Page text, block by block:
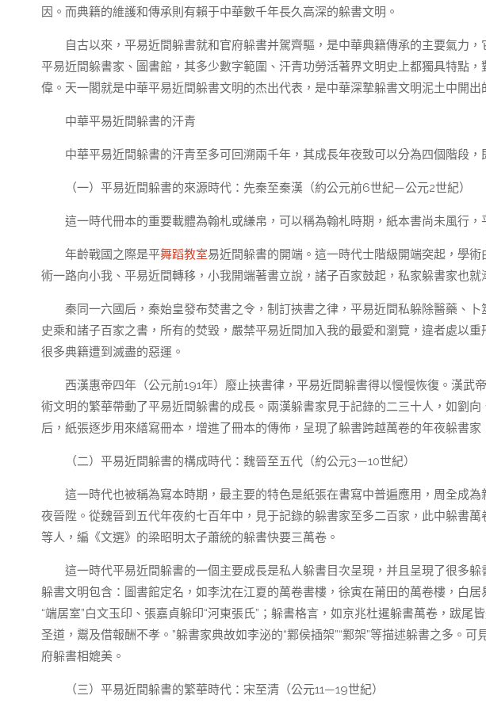
因。而典籍的維護和傳承則有賴于中華數千年長久高深的躲書文明。
自古以來，平易近間躲書就和官府躲書并駕齊驅，是中華典籍傳承的主要氣力
平易近間躲書家、圖書館，其多少數字範圍、汗青功勞活著界文明史上都獨具特點
偉。天一閣就是中華平易近間躲書文明的杰出代表，是中華深摯躲書文明泥土中開出
中華平易近間躲書的汗青
中華平易近間躲書的汗青至多可回溯兩千年，其成長年夜致可以分為四個階段
（一）平易近間躲書的來源時代：先秦至秦漢（約公元前6世紀—公元2世紀）
這一時代冊本的重要載體為翰札或縑帛，可以稱為翰札時期，紙本書尚未風行，
年齡戰國之際是平舞蹈教室易近間躲書的開端。這一時代士階級開端突起，學
術一路向小我、平易近間轉移，小我開端著書立說，諸子百家鼓起，私家躲書家也就
秦同一六國后，秦始皇發布焚書之令，制訂挾書之律，平易近間私躲除醫藥、
史乘和諸子百家之書，所有的焚毀，嚴禁平易近間加入我的最愛和瀏覽，違者處以
很多典籍遭到滅盡的惡運。
西漢惠帝四年（公元前191年）廢止挾書律，平易近間躲書得以慢慢恢復。漢武
術文明的繁華帶動了平易近間躲書的成長。兩漢躲書家見于記錄的二三十人，如劉
后，紙張逐步用來繕寫冊本，增進了冊本的傳佈，呈現了躲書跨越萬卷的年夜躲書家
（二）平易近間躲書的構成時代：魏晉至五代（約公元3—10世紀）
這一時代也被稱為寫本時期，最主要的特色是紙張在書寫中普遍應用，周全成
夜晉陞。從魏晉到五代年夜約七百年中，見于記錄的躲書家至多二百家，此中躲書
等人，編《文選》的梁昭明太子蕭統的躲書快要三萬卷。
這一時代平易近間躲書的一個主要成長是私人躲書目次呈現，并且呈現了很多
躲書文明包含：圖書館定名，如李沈在江夏的萬卷書樓，徐寅在莆田的萬卷樓，白
“端居室”白文玉印、張嘉貞躲印“河東張氏”；躲書格言，如京兆杜暹躲書萬卷，跋尾
圣道，鬻及借報酬不孝。”躲書家典故如李泌的“鄴侯插架”“鄴架”等描述躲書之多。
府躲書相媲美。
（三）平易近間躲書的繁華時代：宋至清（公元11—19世紀）